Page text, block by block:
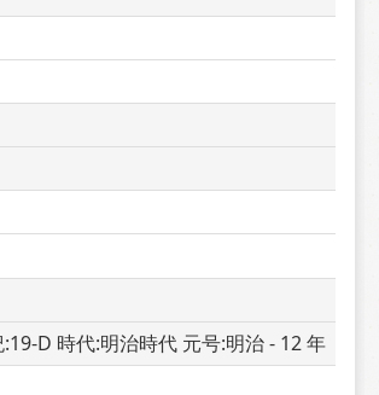
D 時代:明治時代 元号:明治 - 12 年